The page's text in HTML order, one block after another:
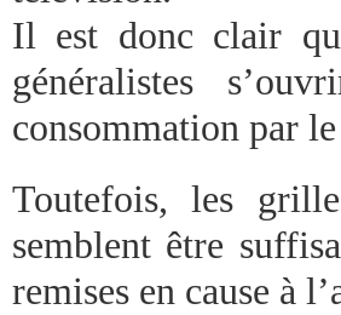
Il est donc clair
généralistes
consommation par
Toutefois, les
semblent être
remises en cause à